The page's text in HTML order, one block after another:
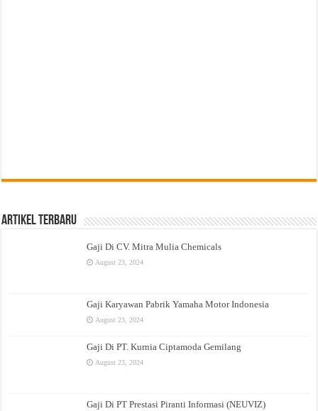
Artikel Terbaru
Gaji Di CV. Mitra Mulia Chemicals
August 23, 2024
Gaji Karyawan Pabrik Yamaha Motor Indonesia
August 23, 2024
Gaji Di PT. Kurnia Ciptamoda Gemilang
August 23, 2024
Gaji Di PT Prestasi Piranti Informasi (NEUVIZ)